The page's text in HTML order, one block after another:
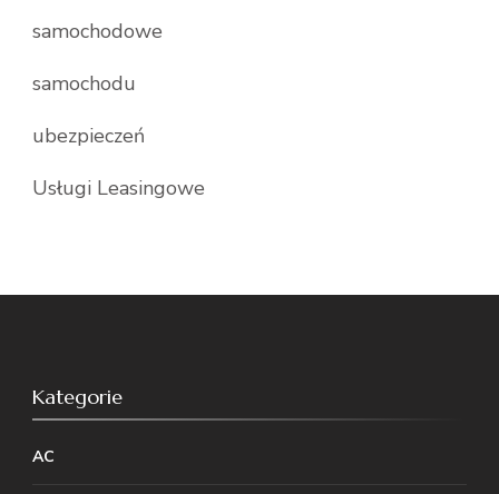
samochodowe
samochodu
ubezpieczeń
Usługi Leasingowe
Kategorie
AC